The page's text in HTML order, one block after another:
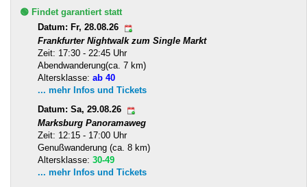
🟢 Findet garantiert statt
Datum: Fr, 28.08.26
Frankfurter Nightwalk zum Single Markt
Zeit: 17:30 - 22:45 Uhr
Abendwanderung(ca. 7 km)
Altersklasse: ab 40
... mehr Infos und Tickets
Datum: Sa, 29.08.26
Marksburg Panoramaweg
Zeit: 12:15 - 17:00 Uhr
Genußwanderung (ca. 8 km)
Altersklasse: 30-49
... mehr Infos und Tickets